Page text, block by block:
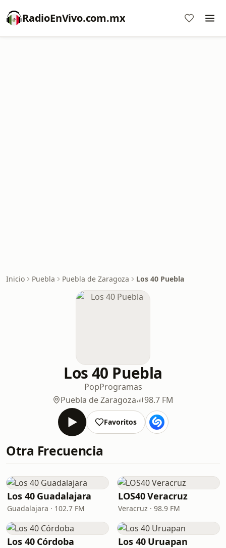
RadioEnVivo.com.mx
Inicio Puebla Puebla de Zaragoza Los 40 Puebla
Los 40 Puebla
PopProgramas
Puebla de Zaragoza
98.7 FM
Favoritos
Otra Frecuencia
Los 40 Guadalajara
Guadalajara · 102.7 FM
LOS40 Veracruz
Veracruz · 98.9 FM
Los 40 Córdoba Los 40 Uruapan